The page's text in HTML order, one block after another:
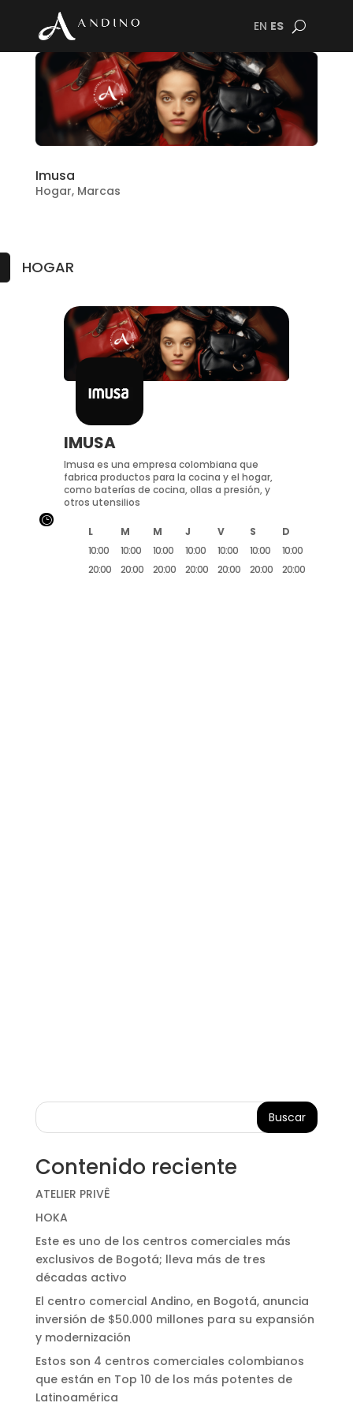
EN ES
Imusa
Hogar, Marcas
HOGAR
IMUSA
Imusa es una empresa colombiana que
fabrica productos para la cocina y el hogar,
como baterías de cocina, ollas a presión, y
otros utensilios
L M M J V S
D
10:00
20:00
10:00
20:00
10:00
20:00
10:00
20:00
10:00
20:00
10:00
20:00
10:00
20:00
}
Buscar
Contenido reciente
ATELIER PRIVÊ
HOKA
Este es uno de los centros comerciales más
exclusivos de Bogotá; lleva más de tres
décadas activo
El centro comercial Andino, en Bogotá, anuncia
inversión de $50.000 millones para su expansión
y modernización
Estos son 4 centros comerciales colombianos
que están en Top 10 de los más potentes de
Latinoamérica